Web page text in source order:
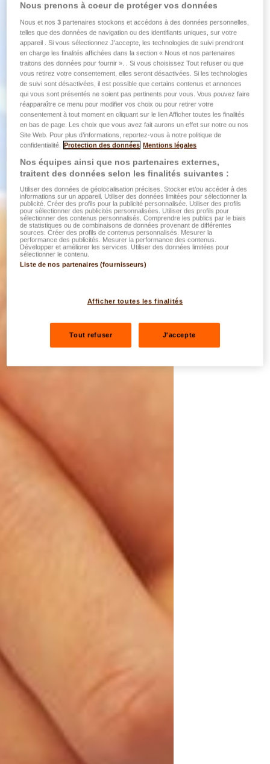
Nous prenons à coeur de protéger vos données
Nous et nos3 partenaires stockons et accédons à des données personnelles,
telles que des données de navigation ou des identifiants uniques, sur votre
appareil . Si vous sélectionnez J'accepte, les technologies de suivi prendront
en charge les finalités affichées dans la section « Nous et nos partenaires
traitons des données pour fournir ». . Si vous choisissez Tout refuser ou que
vous retirez votre consentement, elles seront désactivées. Si les technologies
de suivi sont désactivées, il est possible que certains contenus et annonces
qui vous sont présentés ne soient pas pertinents pour vous. Vous pouvez faire
réapparaître ce menu pour modifier vos choix ou pour retirer votre
consentement à tout moment en cliquant sur le lien Afficher toutes les finalités
en bas de page. Les choix que vous avez fait aurons un effet sur notre ou nos
Site Web. Pour plus d’informations, reportez-vous à notre politique de
confidentialité. Protection des données Mentions légales
Nos équipes ainsi que nos partenaires externes,
traitent des données selon les finalités suivantes :
Utiliser des données de géolocalisation précises. Stocker et/ou accéder à des
informations sur un appareil. Utiliser des données limitées pour sélectionner la
publicité. Créer des profils pour la publicité personnalisée. Utiliser des profils
pour sélectionner des publicités personnalisées. Utiliser des profils pour
sélectionner des contenus personnalisés. Comprendre les publics par le biais
de statistiques ou de combinaisons de données provenant de différentes
sources. Créer des profils de contenus personnalisés. Mesurer la
performance des publicités. Mesurer la performance des contenus.
Développer et améliorer les services. Utiliser des données limitées pour
sélectionner le contenu.
Liste de nos partenaires (fournisseurs)
Afficher toutes les finalités
Tout refuser J'accepte